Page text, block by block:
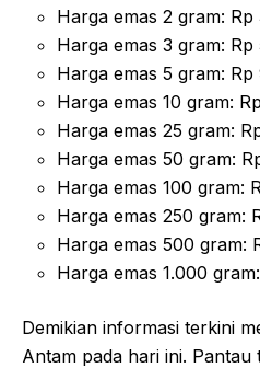
Harga emas 2 gram: Rp
Harga emas 3 gram: Rp
Harga emas 5 gram: Rp
Harga emas 10 gram:
Harga emas 25 gram:
Harga emas 50 gram:
Harga emas 100 gram:
Harga emas 250 gram:
Harga emas 500 gram:
Harga emas 1.000
Demikian informasi terkini
Antam pada hari ini.